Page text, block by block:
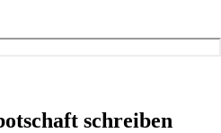
schreiben